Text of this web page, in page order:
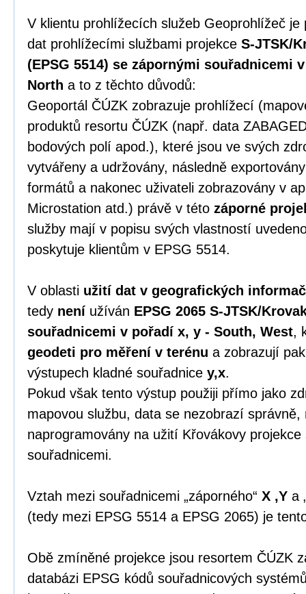
V klientu prohlížecích služeb Geoprohlížeč je
dat prohlížecími službami projekce S-JTSK/
(EPSG 5514) se zápornými souřadnicemi
North a to z těchto důvodů:
Geoportál ČÚZK zobrazuje prohlížecí
produktů resortu ČÚZK (např. data
bodových polí apod.), které jsou ve svých
vytvářeny a udržovány, následně
formátů a nakonec uživateli zobrazovány v
Microstation atd.) právě v této záporné
služby mají v popisu svých vlastností
poskytuje klientům v EPSG 5514.
V oblasti užití dat v geografických
tedy není užíván EPSG 2065 S-JTSK/
souřadnicemi v pořadí x, y - South, West,
geodeti pro měření v terénu a zobrazují
výstupech kladné souřadnice y,x.
Pokud však tento výstup použiji přímo jako
mapovou službu, data se nezobrazí
naprogramovány na užití Křovákovy projekce
souřadnicemi.
Vztah mezi souřadnicemi „záporného“ X ,Y a
(tedy mezi EPSG 5514 a EPSG 2065) je
Obě zmíněné projekce jsou resortem ČÚZK
databázi EPSG kódů souřadnicových